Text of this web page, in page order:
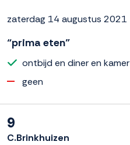
zaterdag 14 augustus 2021
“prima eten”
ontbijd en diner en kamer
geen
9
C.Brinkhuizen